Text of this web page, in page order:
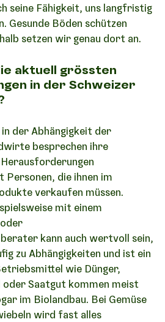
seine Fähigkeit, uns langfristig
Gesunde Böden schützen
setzen wir genau dort an.
aktuell grössten
in der Schweizer
der Abhängigkeit der
besprechen ihre
Personen, die ihnen im
verkaufen müssen.
mit einem
kann auch wertvoll sein,
zu Abhängigkeiten und ist ein
wie Dünger,
Saatgut kommen meist
im Biolandbau. Bei Gemüse
wird fast alles